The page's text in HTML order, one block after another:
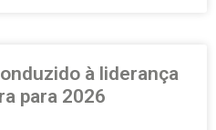
à liderança
para 2026